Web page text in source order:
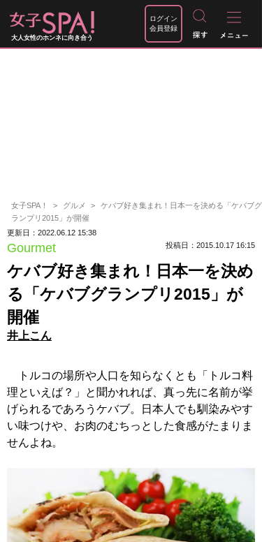
大人女性のホンネに向き合う
ログイン
会員登録
女子SPA！ グルメ
ケバブ好き集まれ！日本一を決める「ケバブグ
ランプリ2015」が開催
更新日：2022.06.12 15:38
Gourmet 投稿日：2015.10.17 16:15
ケバブ好き集まれ！日本一を決め
る「ケバブグランプリ2015」が
開催
井上こん
トルコの場所や人口を知らなくとも「トルコ料
理といえば？」と聞かれれば、真っ先に名前が挙
げられるであろうケバブ。日本人でも馴染みやす
い味つけや、お肉のむちっとした食感がたまりま
せんよね。